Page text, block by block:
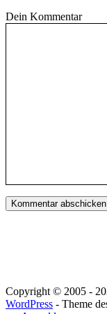
Dein Kommentar
Copyright © 2005 -
WordPress - Theme